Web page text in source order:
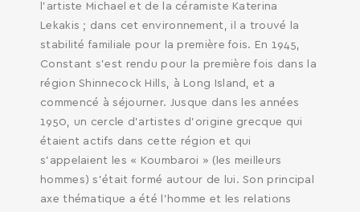
l’artiste Michael et de la céramiste Katerina
Lekakis ; dans cet environnement, il a trouvé la
stabilité familiale pour la première fois. En 1945,
Constant s’est rendu pour la première fois dans la
région Shinnecock Hills, à Long Island, et a
commencé à séjourner. Jusque dans les années
1950, un cercle d’artistes d’origine grecque qui
étaient actifs dans cette région et qui
s’appelaient les « Koumbaroi » (les meilleurs
hommes) s’était formé autour de lui. Son principal
axe thématique a été l’homme et les relations